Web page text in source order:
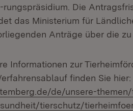
rungspräsidium. Die
das Ministerium für
Anträge über die
Informationen zur
finden Sie hier:
de/unsere-
tierschutz/